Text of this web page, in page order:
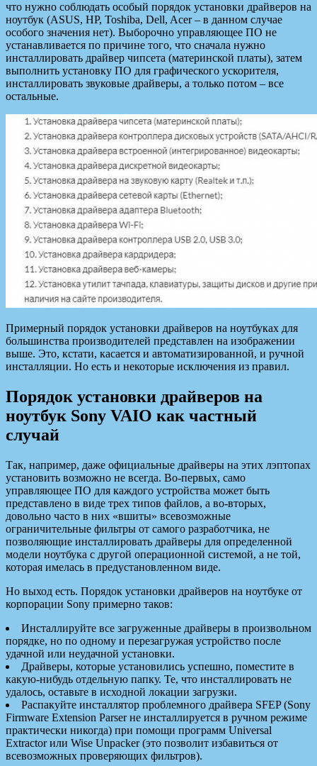
что нужно соблюдать особый порядок установки драйверов на
ноутбук (ASUS, HP, Toshiba, Dell, Acer – в данном случае
особого значения нет). Выборочно управляющее ПО не
устанавливается по причине того, что сначала нужно
инсталлировать драйвер чипсета (материнской платы), затем
выполнить установку ПО для графического ускорителя,
инсталлировать звуковые драйверы, а только потом – все
остальные.
Примерный порядок установки драйверов на ноутбуках для
большинства производителей представлен на изображении
выше. Это, кстати, касается и автоматизированной, и ручной
инсталляции. Но есть и некоторые исключения из правил.
Порядок установки драйверов на
ноутбук Sony VAIO как частный
случай
Так, например, даже официальные драйверы на этих лэптопах
установить возможно не всегда. Во-первых, само
управляющее ПО для каждого устройства может быть
представлено в виде трех типов файлов, а во-вторых,
довольно часто в них «вшиты» всевозможные
ограничительные фильтры от самого разработчика, не
позволяющие инсталлировать драйверы для определенной
модели ноутбука с другой операционной системой, а не той,
которая имелась в предустановленном виде.
Но выход есть. Порядок установки драйверов на ноутбуке от
корпорации Sony примерно таков:
Инсталлируйте все загруженные драйверы в произвольном
порядке, но по одному и перезагружая устройство после
удачной или неудачной установки.
Драйверы, которые установились успешно, поместите в
какую-нибудь отдельную папку. Те, что инсталлировать не
удалось, оставьте в исходной локации загрузки.
Распакуйте инсталлятор проблемного драйвера SFEP (Sony
Firmware Extension Parser не инсталлируется в ручном режиме
практически никогда) при помощи программ Universal
Extractor или Wise Unpacker (это позволит избавиться от
всевозможных проверяющих фильтров).